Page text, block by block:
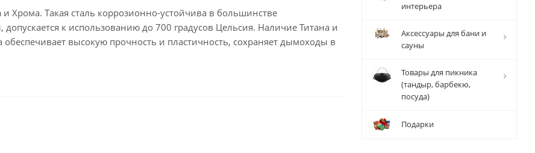
Хрома. Такая сталь коррозионно-устойчива в большинстве
к использованию до 700 градусов Цельсия. Наличие Титана и
высокую прочность и пластичность, сохраняет дымоходы в
интерьера
Аксессуары для бани и
сауны
Товары для пикника
(тандыр, барбекю,
посуда)
Подарки